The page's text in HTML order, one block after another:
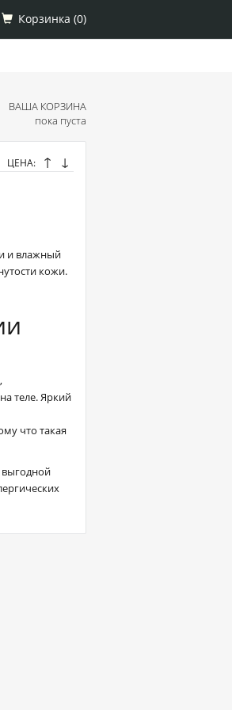
Корзинка (0)
ВАША КОРЗИНА
пока пуста
ЦЕНА: ↑ ↓
и влажный
кожи.
теле. Яркий
что такая